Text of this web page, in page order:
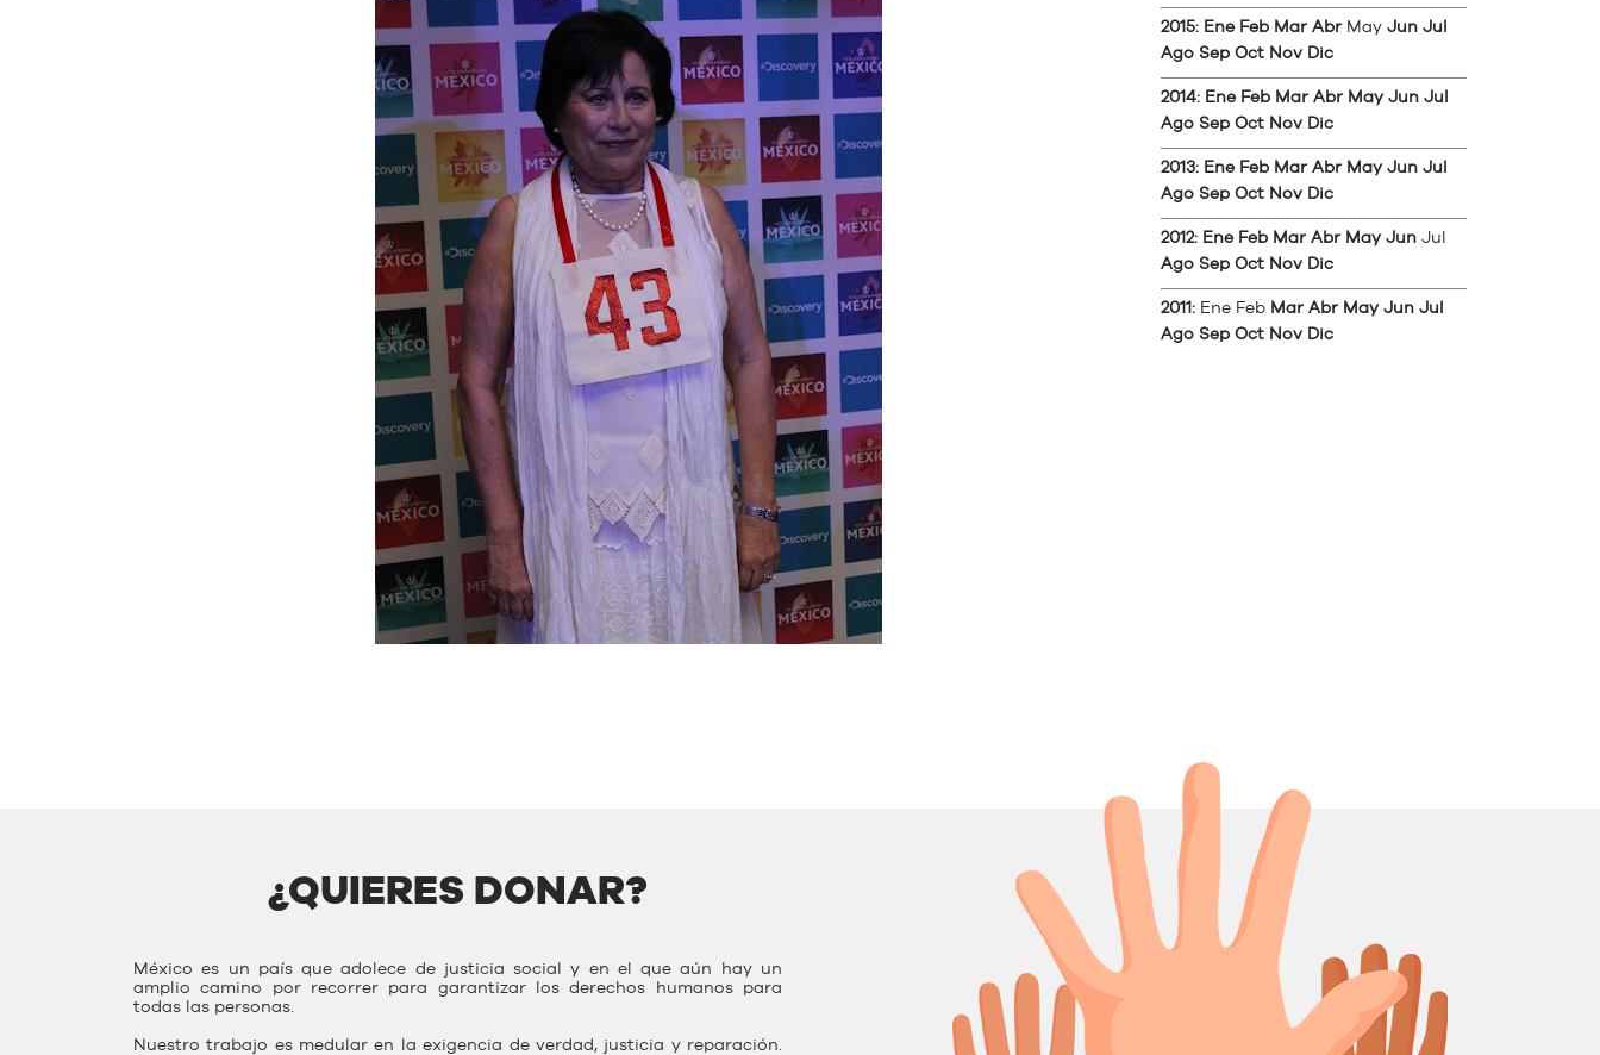
2015: Ene Feb Mar Abr May Jun Jul
Ago Sep Oct Nov Dic
2014: Ene Feb Mar Abr May Jun Jul
Ago Sep Oct Nov Dic
2013: Ene Feb Mar Abr May Jun Jul
Ago Sep Oct Nov Dic
2012: Ene Feb Mar Abr May Jun Jul
Ago Sep Oct Nov Dic
2011: Ene Feb Mar Abr May Jun Jul
Ago Sep Oct Nov Dic
¿QUIERES DONAR?
México es un país que adolece de justicia social y en el que aún hay un
amplio camino por recorrer para garantizar los derechos humanos para
todas las personas.
Nuestro trabajo es medular en la exigencia de verdad, justicia y reparación.